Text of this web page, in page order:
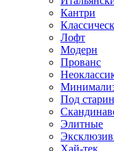
Кантри
Лофт
Модерн
Прованс
Под
Элитные
Хай-тек